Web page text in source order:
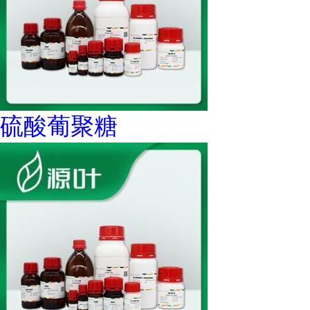
硫酸葡聚糖